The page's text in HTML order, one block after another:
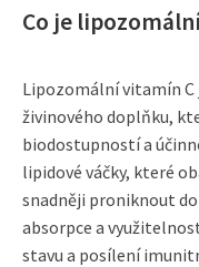
Co je
Lipozomální vitamín
živinového doplňku,
biodostupností a
lipidové váčky, které
snadněji proniknout
absorpce a
stavu a posílení